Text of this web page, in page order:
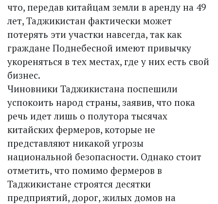
что, передав китайцам земли в аренду на 49
лет, Таджикистан фактически может
потерять эти участки навсегда, так как
граждане Поднебесной имеют привычку
укореняться в тех местах, где у них есть свой
бизнес.
Чиновники Таджикистана поспешили
успокоить народ страны, заявив, что пока
речь идет лишь о полутора тысячах
китайских фермеров, которые не
представляют никакой угрозы
национальной безопасности. Однако стоит
отметить, что помимо фермеров в
Таджикистане строятся десятки
предприятий, дорог, жилых домов на